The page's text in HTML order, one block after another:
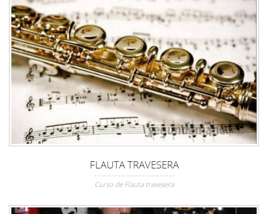
FLAUTA TRAVESERA
Curso de Flauta travesera